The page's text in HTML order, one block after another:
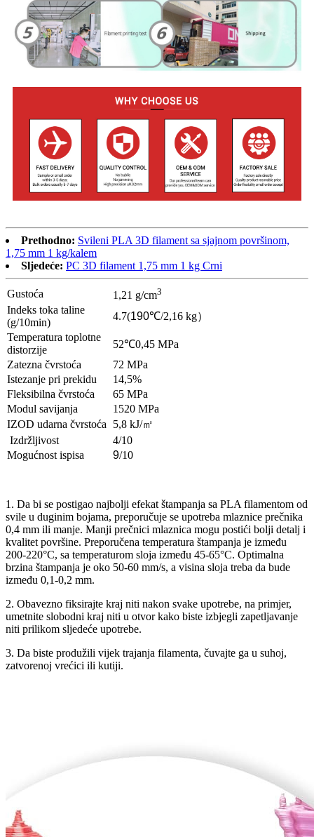
Prethodno: Svileni PLA 3D filament sa sjajnom površinom,
1,75 mm 1 kg/kalem
Sljedeće: PC 3D filament 1,75 mm 1 kg Crni
Gustoća 1,21 g/cm3
Indeks toka taline
(g/10min)
4.7(190℃/2,16 kg）
Temperatura toplotne
distorzije
52℃0,45 MPa
Zatezna čvrstoća
72 MPa
Istezanje pri prekidu
14,5%
Fleksibilna čvrstoća
65 MPa
Modul savijanja
1520 MPa
IZOD udarna čvrstoća
5,8 kJ/㎡
Izdržljivost
4/10
Mogućnost ispisa
9/10
1. Da bi se postigao najbolji efekat štampanja sa PLA filamentom od
svile u duginim bojama, preporučuje se upotreba mlaznice prečnika
0,4 mm ili manje. Manji prečnici mlaznica mogu postići bolji detalj i
kvalitet površine. Preporučena temperatura štampanja je između
200-220°C, sa temperaturom sloja između 45-65°C. Optimalna
brzina štampanja je oko 50-60 mm/s, a visina sloja treba da bude
između 0,1-0,2 mm.
2. Obavezno fiksirajte kraj niti nakon svake upotrebe, na primjer,
umetnite slobodni kraj niti u otvor kako biste izbjegli zapetljavanje
niti prilikom sljedeće upotrebe.
3. Da biste produžili vijek trajanja filamenta, čuvajte ga u suhoj,
zatvorenoj vrećici ili kutiji.